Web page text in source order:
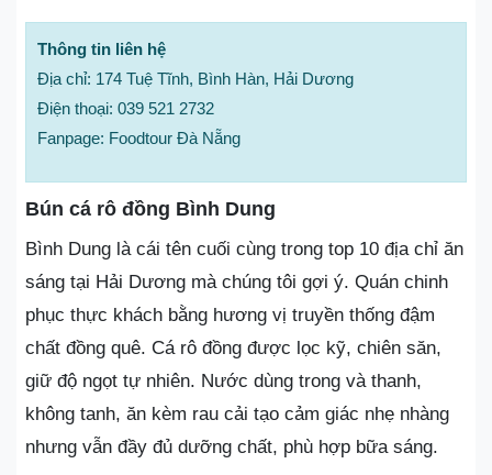
Thông tin liên hệ
Địa chỉ: 174 Tuệ Tĩnh, Bình Hàn, Hải Dương
Điện thoại: 039 521 2732
Fanpage: Foodtour Đà Nẵng
Bún cá rô đồng Bình Dung
Bình Dung là cái tên cuối cùng trong top 10 địa chỉ ăn
sáng tại Hải Dương mà chúng tôi gợi ý. Quán chinh
phục thực khách bằng hương vị truyền thống đậm
chất đồng quê. Cá rô đồng được lọc kỹ, chiên săn,
giữ độ ngọt tự nhiên. Nước dùng trong và thanh,
không tanh, ăn kèm rau cải tạo cảm giác nhẹ nhàng
nhưng vẫn đầy đủ dưỡng chất, phù hợp bữa sáng.